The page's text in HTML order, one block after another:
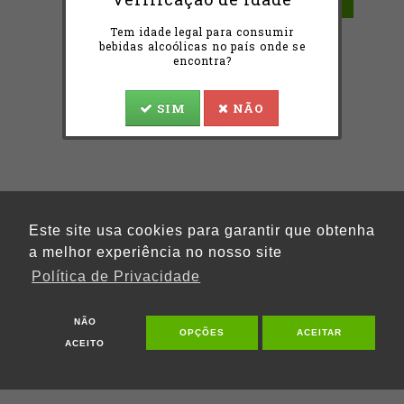
Este site usa cookies para garantir que obtenha
a melhor experiência no nosso site
Política de Privacidade
NÃO
ACEITO
OPÇÕES ACEITAR
Tem idade legal para consumir
bebidas alcoólicas no país onde se
encontra?
SIM NÃO